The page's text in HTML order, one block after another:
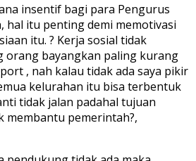
insentif bagi para Pengurus
hal itu penting demi memotivasi
itu. ? Kerja sosial tidak
orang bayangkan paling kurang
, nah kalau tidak ada saya pikir
kelurahan itu bisa terbentuk
tidak jalan padahal tujuan
membantu pemerintah?,